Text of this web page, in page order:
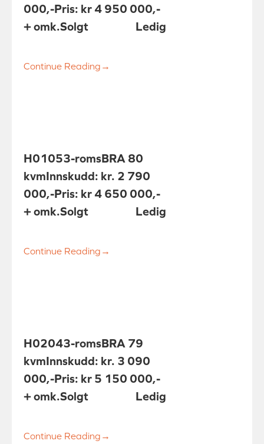
000,-Pris: kr 4 950 000,-
+ omk.
Ledig
Solgt
Continue Reading →
H01053-romsBRA 80
kvmInnskudd: kr. 2 790
000,-Pris: kr 4 650 000,-
+ omk.
Ledig
Solgt
Continue Reading →
H02043-romsBRA 79
kvmInnskudd: kr. 3 090
000,-Pris: kr 5 150 000,-
+ omk.
Ledig
Solgt
Continue Reading →